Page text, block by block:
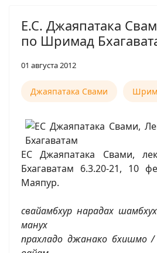
Е.С. Джаяпатака
по Шримад
01 августа 2012
Джаяпатака Свами
ЕС Джаяпатака Свами,
Бхагаватам 6.3.20-21, 10
Маяпур.
свайамбхур нарадах
манух
прахладо джанако бхишмо /